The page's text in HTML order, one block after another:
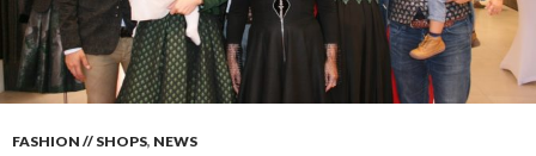
FASHION // SHOPS, NEWS